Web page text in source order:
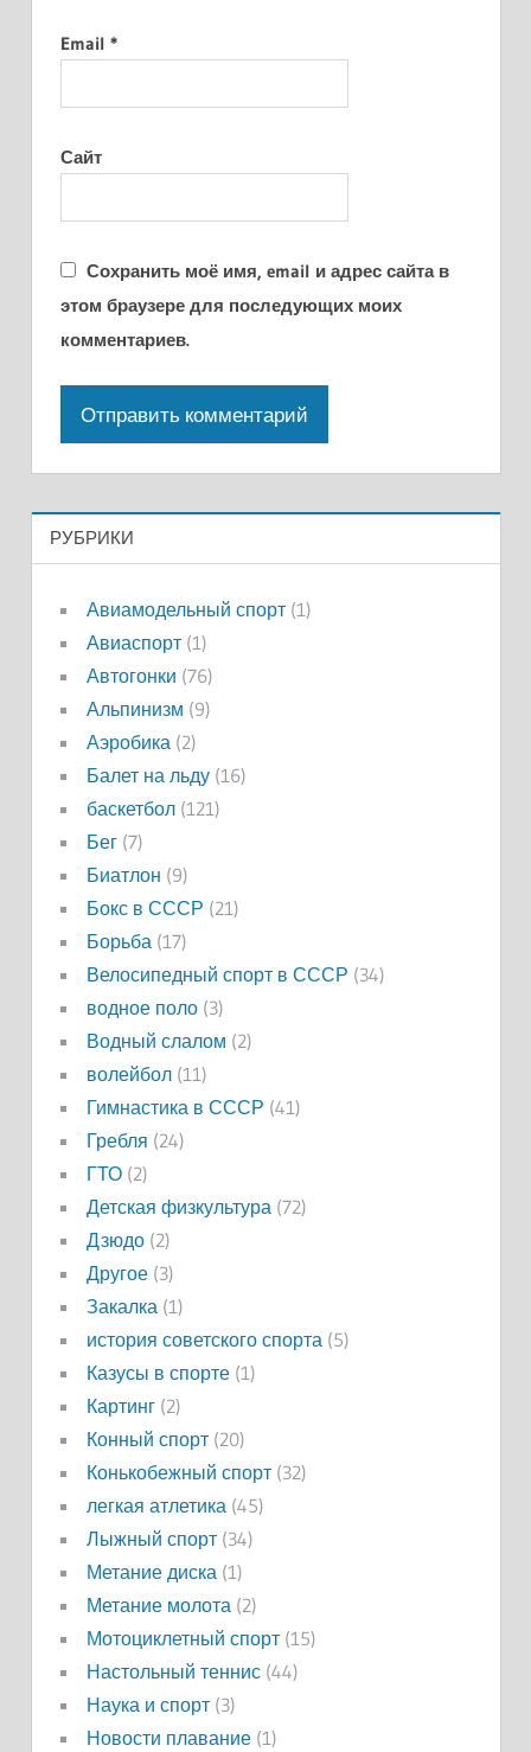
Email *
Сайт
Сохранить моё имя, email и адрес сайта в
этом браузере для последующих моих
комментариев.
РУБРИКИ
Авиамодельный спорт(1)
Авиаспорт(1)
Автогонки (76)
Альпинизм (9)
Аэробика(2)
Балет на льду(16)
баскетбол(121)
Бег(7)
Биатлон (9)
Бокс в СССР (21)
Борьба(17)
Велосипедный спорт в СССР (34)
водное поло(3)
Водный слалом (2)
волейбол(11)
Гимнастика в СССР (41)
Гребля (24)
ГТО(2)
Детская физкультура(72)
Дзюдо(2)
Другое(3)
Закалка(1)
история советского спорта(5)
Казусы в спорте(1)
Картинг(2)
Конный спорт(20)
Конькобежный спорт(32)
легкая атлетика(45)
Лыжный спорт(34)
Метание диска(1)
Метание молота(2)
Мотоциклетный спорт(15)
Настольный теннис(44)
Наука и спорт(3)
Новости плавание(1)